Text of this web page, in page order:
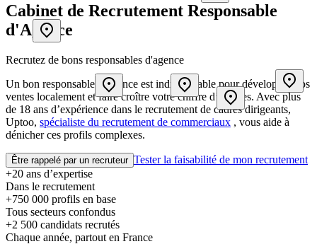
Cabinet de Recrutement Responsable
d'Agence
Recrutez de bons responsables d'agence
Un bon responsable d’agence est indispensable pour développer vos
ventes localement et faire croître votre chiffre d’affaires. Avec plus
de 18 ans d’expérience dans le recrutement de cadres dirigeants,
Uptoo, spécialiste du recrutement de commerciaux , vous aide à
dénicher ces profils complexes.
Être rappelé par un recruteur Tester la faisabilité de mon recrutement
+20 ans d’expertise
Dans le recrutement
+750 000 profils en base
Tous secteurs confondus
+2 500 candidats recrutés
Chaque année, partout en France